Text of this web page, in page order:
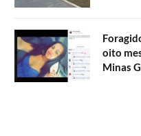
oito
Minas